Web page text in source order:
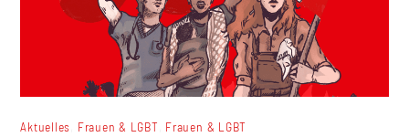
Aktuelles Frauen & LGBT Frauen & LGBT